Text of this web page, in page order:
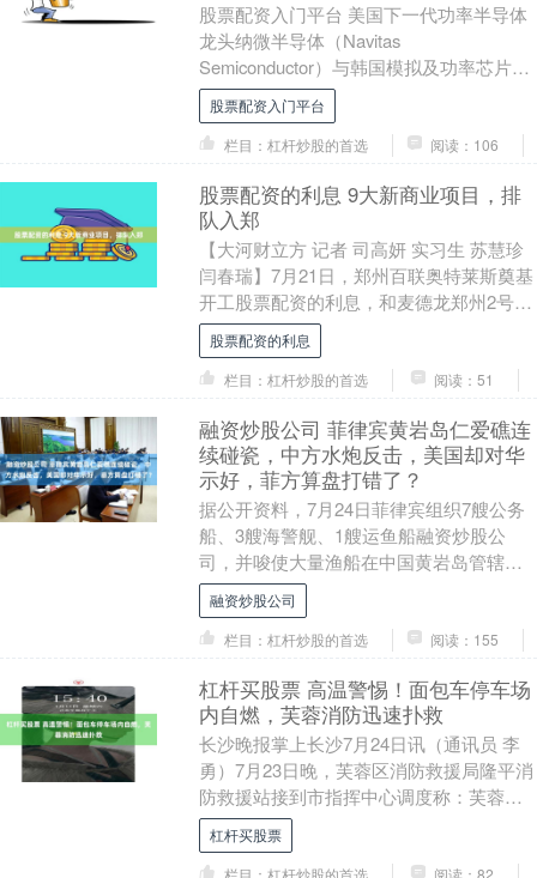
股票配资入门平台 美国下一代功率半导体
龙头纳微半导体（Navitas
Semiconductor）与韩国模拟及功率芯片大
厂美格纳（Magnachip Semic....
股票配资入门平台
栏目：杠杆炒股的首选
阅读：106
股票配资的利息 9大新商业项目，排
队入郑
【大河财立方 记者 司高妍 实习生 苏慧珍
闫春瑞】7月21日，郑州百联奥特莱斯奠基
开工股票配资的利息，和麦德龙郑州2号店
开业相隔不到20天。 两个新型商业项目....
股票配资的利息
栏目：杠杆炒股的首选
阅读：51
融资炒股公司 菲律宾黄岩岛仁爱礁连
续碰瓷，中方水炮反击，美国却对华
示好，菲方算盘打错了？
据公开资料，7月24日菲律宾组织7艘公务
船、3艘海警舰、1艘运鱼船融资炒股公
司，并唆使大量渔船在中国黄岩岛管辖海
域非法聚集。其中3艘公务船不顾中国海警
一再劝阻和....
融资炒股公司
栏目：杠杆炒股的首选
阅读：155
杠杆买股票 高温警惕！面包车停车场
内自燃，芙蓉消防迅速扑救
长沙晚报掌上长沙7月24日讯（通讯员 李
勇）7月23日晚，芙蓉区消防救援局隆平消
防救援站接到市指挥中心调度称：芙蓉区
东岸街道东宜社区大茅坪路一处露天停车
场内，一....
杠杆买股票
栏目：杠杆炒股的首选
阅读：82